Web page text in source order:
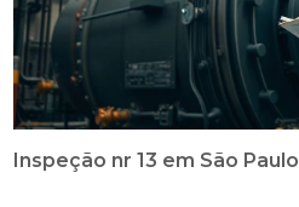
Inspeção nr 13 em São Paulo